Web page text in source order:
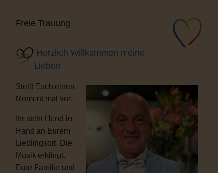
Freie Trauung
Herzlich Willkommen meine
Lieben
Stellt Euch einen
Moment mal vor:
Ihr steht Hand in
Hand an Eurem
Lieblingsort. Die
Musik erklingt.
Eure Familie und